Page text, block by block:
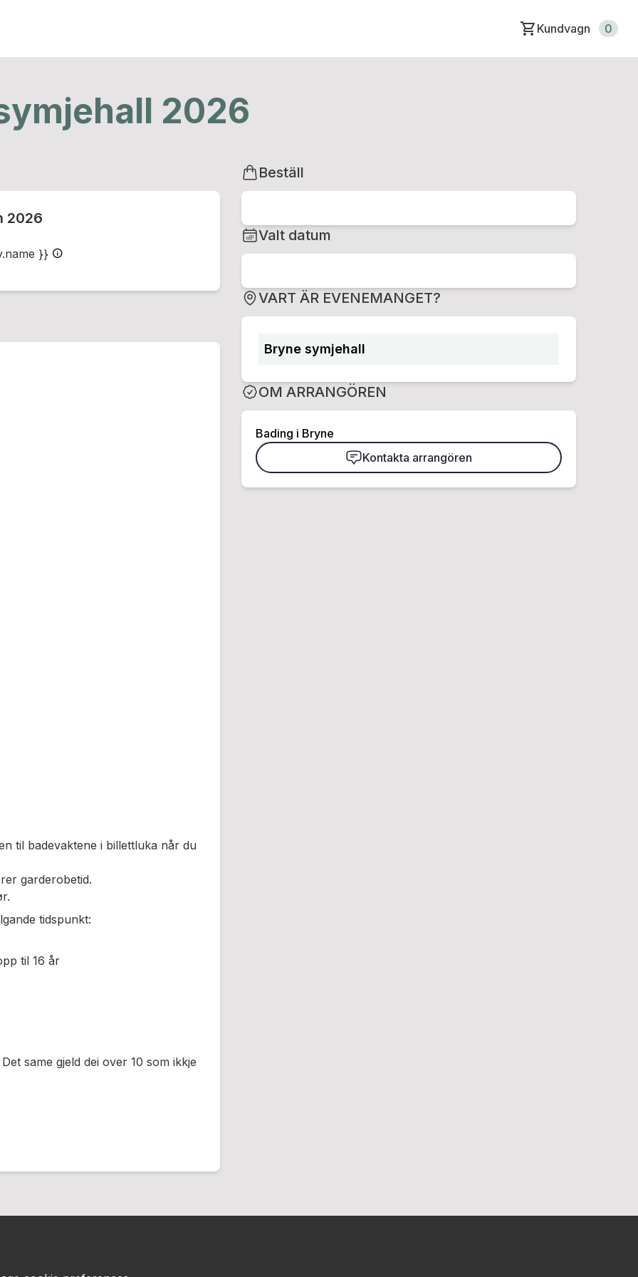
Kundvagn 0
2026
2026
}}
til badevaktene i billettluka når du
garderobetid.
tidspunkt:
til 16 år
same gjeld dei over 10 som ikkje
Beställ
Valt datum
VART ÄR EVENEMANGET?
Bryne symjehall
OM ARRANGÖREN
Bading i Bryne
Kontakta arrangören